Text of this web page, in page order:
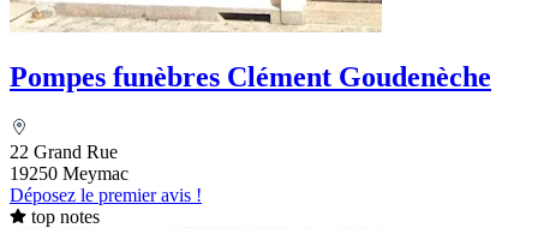
Pompes funèbres Clément Goudenèche
22 Grand Rue
19250 Meymac
Déposez le premier avis !
top notes